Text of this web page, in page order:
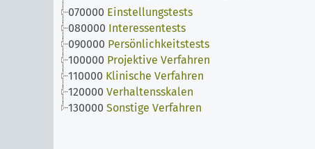
070000 Einstellungstests
080000 Interessentests
090000 Persönlichkeitstests
100000 Projektive Verfahren
110000 Klinische Verfahren
120000 Verhaltensskalen
130000 Sonstige Verfahren